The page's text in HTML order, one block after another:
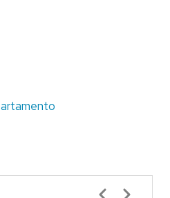
Paginación